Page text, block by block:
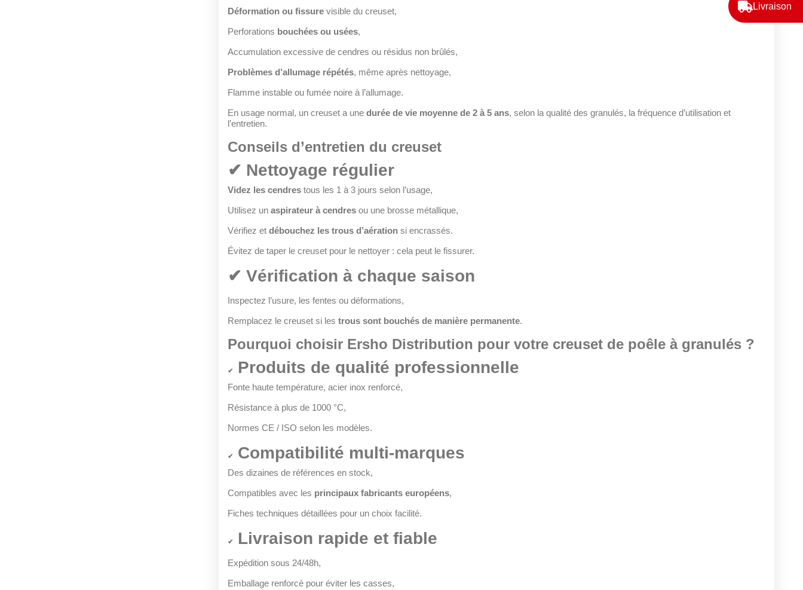
Livraison
Déformation ou fissure visible du creuset,
Perforations bouchées ou usées,
Accumulation excessive de cendres ou résidus non brûlés,
Problèmes d’allumage répétés, même après nettoyage,
Flamme instable ou fumée noire à l’allumage.
En usage normal, un creuset a une durée de vie moyenne de 2 à 5 ans, selon la qualité des granulés, la fréquence d’utilisation et
l’entretien.
Conseils d’entretien du creuset
✔ Nettoyage régulier
Videz les cendres tous les 1 à 3 jours selon l’usage,
Utilisez un aspirateur à cendres ou une brosse métallique,
Vérifiez et débouchez les trous d’aération si encrassés.
Évitez de taper le creuset pour le nettoyer : cela peut le fissurer.
✔ Vérification à chaque saison
Inspectez l’usure, les fentes ou déformations,
Remplacez le creuset si les trous sont bouchés de manière permanente.
Pourquoi choisir Ersho Distribution pour votre creuset de poêle à granulés ?
✔ Produits de qualité professionnelle
Fonte haute température, acier inox renforcé,
Résistance à plus de 1000 °C,
Normes CE / ISO selon les modèles.
✔ Compatibilité multi-marques
Des dizaines de références en stock,
Compatibles avec les principaux fabricants européens,
Fiches techniques détaillées pour un choix facilité.
✔ Livraison rapide et fiable
Expédition sous 24/48h,
Emballage renforcé pour éviter les casses,